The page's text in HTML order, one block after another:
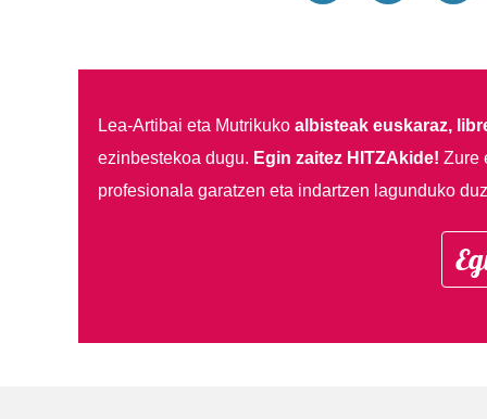
Lea-Artibai eta Mutrikuko albisteak euskaraz,
ezinbestekoa dugu. Egin zaitez HITZAkide! Zure
profesionala garatzen eta indartzen lagunduko